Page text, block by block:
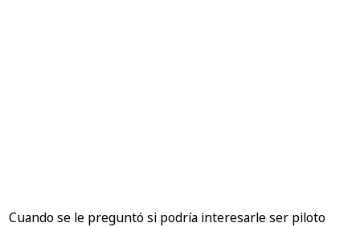
Cuando se le preguntó si podría interesarle ser piloto